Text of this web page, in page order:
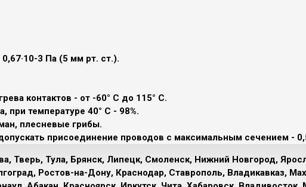
3 Па (5 мм рт. ст.).
контактов - от -60° С до 115° С.
при температуре 40° С - 98%.
плесневые грибы.
присоединение проводов с максимальным сечением -
Тверь, Тула, Брянск, Липецк, Смоленск, Нижний Новгород,
Ростов-на-Дону, Краснодар, Ставрополь, Владикавказ,